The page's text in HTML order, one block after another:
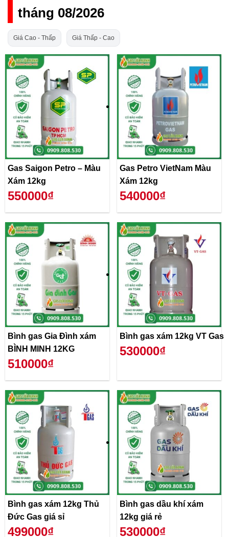
tháng 08/2026
Giá Cao - Thấp Giá Thấp - Cao
Gas Saigon Petro – Màu
Xám 12kg
550000₫
Gas Petro VietNam Màu
Xám 12kg
540000₫
Bình gas Gia Đình xám
BÌNH MINH 12KG
510000₫
Bình gas xám 12kg VT Gas
530000₫
Bình gas xám 12kg Thủ
Đức Gas giá sỉ
499000₫
Bình gas dầu khí xám
12kg giá rẻ
530000₫